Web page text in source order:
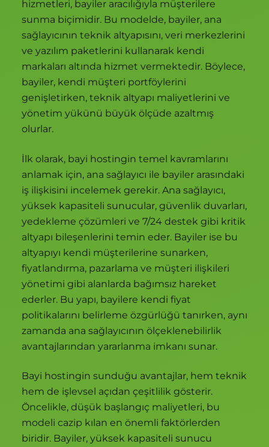
hizmetleri, bayiler aracılığıyla müşterilere
sunma biçimidir. Bu modelde, bayiler, ana
sağlayıcının teknik altyapısını, veri merkezlerini
ve yazılım paketlerini kullanarak kendi
markaları altında hizmet vermektedir. Böylece,
bayiler, kendi müşteri portföylerini
genişletirken, teknik altyapı maliyetlerini ve
yönetim yükünü büyük ölçüde azaltmış
olurlar.
İlk olarak, bayi hostingin temel kavramlarını
anlamak için, ana sağlayıcı ile bayiler arasındaki
iş ilişkisini incelemek gerekir. Ana sağlayıcı,
yüksek kapasiteli sunucular, güvenlik duvarları,
yedekleme çözümleri ve 7/24 destek gibi kritik
altyapı bileşenlerini temin eder. Bayiler ise bu
altyapıyı kendi müşterilerine sunarken,
fiyatlandırma, pazarlama ve müşteri ilişkileri
yönetimi gibi alanlarda bağımsız hareket
ederler. Bu yapı, bayilere kendi fiyat
politikalarını belirleme özgürlüğü tanırken, aynı
zamanda ana sağlayıcının ölçeklenebilirlik
avantajlarından yararlanma imkanı sunar.
Bayi hostingin sunduğu avantajlar, hem teknik
hem de işlevsel açıdan çeşitlilik gösterir.
Öncelikle, düşük başlangıç maliyetleri, bu
modeli cazip kılan en önemli faktörlerden
biridir. Bayiler, yüksek kapasiteli sunucu